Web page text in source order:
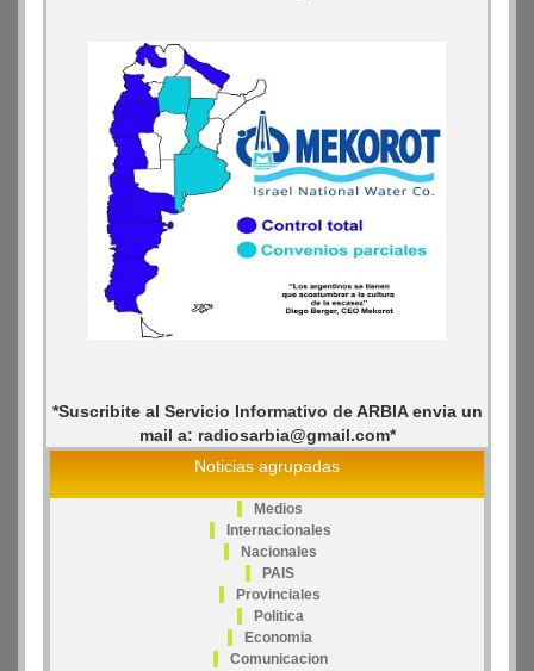
*Suscribite al Servicio Informativo de ARBIA envia un
mail a: radiosarbia@gmail.com*
Noticias agrupadas
Medios
Internacionales
Nacionales
PAIS
Provinciales
Politica
Economia
Comunicacion